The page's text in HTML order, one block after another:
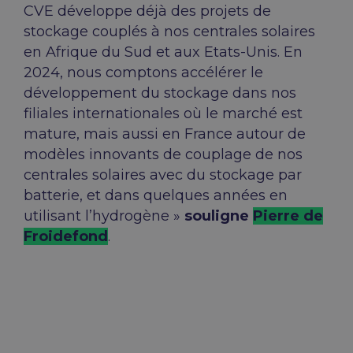
CVE développe déjà des projets de
stockage couplés à nos centrales solaires
en Afrique du Sud et aux Etats-Unis. En
2024, nous comptons accélérer le
développement du stockage dans nos
filiales internationales où le marché est
mature, mais aussi en France autour de
modèles innovants de couplage de nos
centrales solaires avec du stockage par
batterie, et dans quelques années en
utilisant l’hydrogène » souligne Pierre de
Froidefond .